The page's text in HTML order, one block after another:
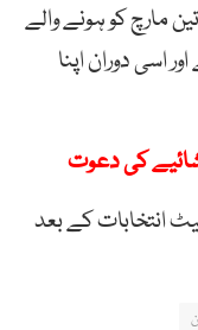
مارچ کو ہونے والے
اسی دوران اپنا
کی دعوت
انتخابات کے بعد